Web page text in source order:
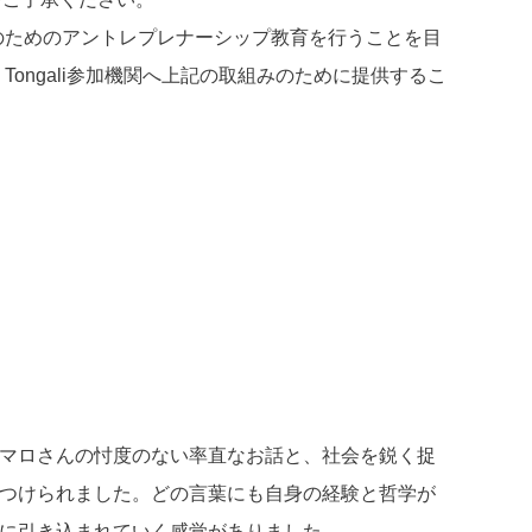
めのアントレプレナーシップ教育を行うことを目
参加機関へ上記の取組みのために提供するこ
ロさんの忖度のない率直なお話と、社会を鋭く捉
けられました。どの言葉にも自身の経験と哲学が